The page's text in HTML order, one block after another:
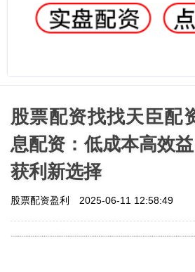
股票配资找找天臣配
息配资：低成本高效
获利新选择
股票配资盈利 2025-06-11 12:58:49